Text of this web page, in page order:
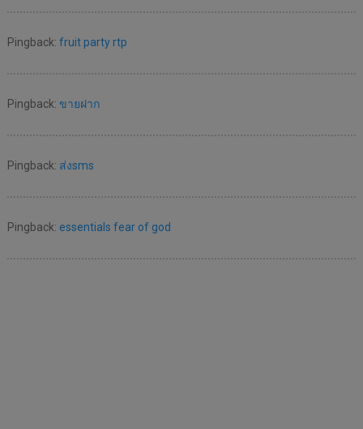
Pingback: fruit party rtp
Pingback: ขายฝาก
Pingback: ส่งsms
Pingback: essentials fear of god